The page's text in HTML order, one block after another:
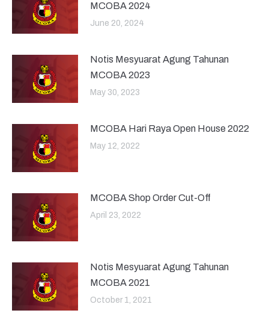
MCOBA 2024
June 20, 2024
Notis Mesyuarat Agung Tahunan
MCOBA 2023
May 30, 2023
MCOBA Hari Raya Open House 2022
May 12, 2022
MCOBA Shop Order Cut-Off
April 23, 2022
Notis Mesyuarat Agung Tahunan
MCOBA 2021
October 1, 2021